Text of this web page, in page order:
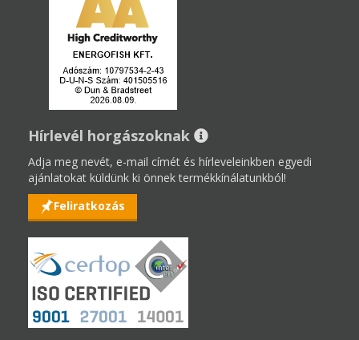
Hírlevél horgászoknak
Adja meg nevét, e-mail címét és hírleveleinkben egyedi
ajánlatokat küldünk ki önnek termékkínálatunkból!
Feliratkozás